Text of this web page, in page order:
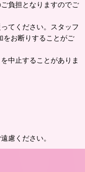
負担となりますのでご
てください。スタッフ
をお断りすることがご
中止することがありま
慮ください。